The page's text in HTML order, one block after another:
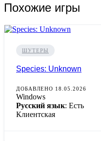
Похожие игры
ШУТЕРЫ
Species: Unknown
ДОБАВЛЕНО 18.05.2026
Windows
Русский язык: Есть
Клиентская